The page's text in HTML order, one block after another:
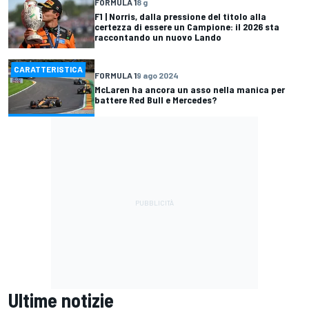
F1 | Norris, dalla pressione del titolo alla
certezza di essere un Campione: il 2026 sta
raccontando un nuovo Lando
CARATTERISTICA
FORMULA 19 ago 2024
McLaren ha ancora un asso nella manica per
battere Red Bull e Mercedes?
Ultime notizie